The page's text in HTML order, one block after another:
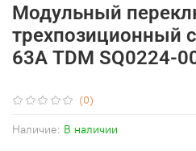
(0)
Наличие: В наличии
Модульный
трехпозиционный
63А TDM SQ0224-